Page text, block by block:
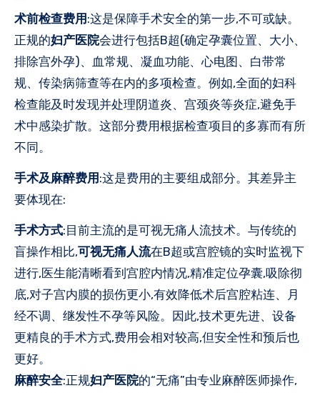
术前检查费用:这是保障手术安全的第一步,不可或缺。
正规的妇产医院会进行包括B超(确定孕囊位置、大小、
排除宫外孕)、血常规、凝血功能、心电图、白带常
规、传染病筛查等在内的多项检查。例如,全面的妇科
检查能及时发现并处理阴道炎、宫颈炎等炎症,避免手
术中感染扩散。这部分费用根据检查项目的多寡而有所
不同。
手术及麻醉费用:这是费用的主要组成部分。其差异主
要体现在:
手术方式:目前主流的是可视无痛人流技术。与传统的
盲操作相比,可视无痛人流在B超或宫腔镜的实时监视下
进行,医生能清晰看到宫腔内情况,精准定位孕囊,吸除彻
底,对子宫内膜的损伤更小,有效降低术后宫腔粘连、月
经不调、继发性不孕等风险。因此,技术更先进、设备
更精良的手术方式,费用会相对较高,但安全性和预后也
更好。
麻醉安全:正规妇产医院的“无痛”由专业麻醉医师操作,